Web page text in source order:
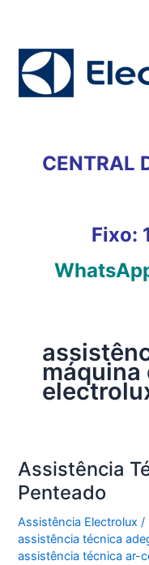
conteúdo
CENTRAL
Fixo:
máquina
Assistência
Penteado
Assistência Electrolux /
assistência técnica
assistência técnica ar-